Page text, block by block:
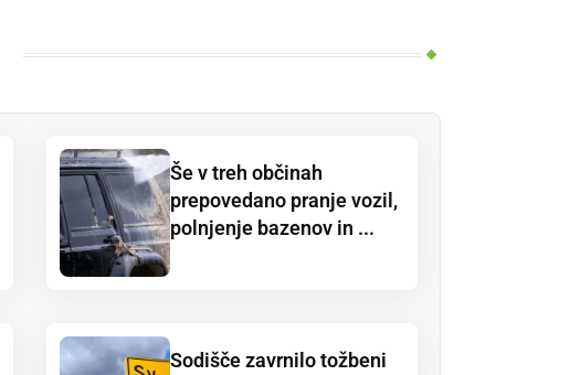
Še v treh občinah
prepovedano pranje vozil,
polnjenje bazenov in ...
Sodišče zavrnilo tožbeni